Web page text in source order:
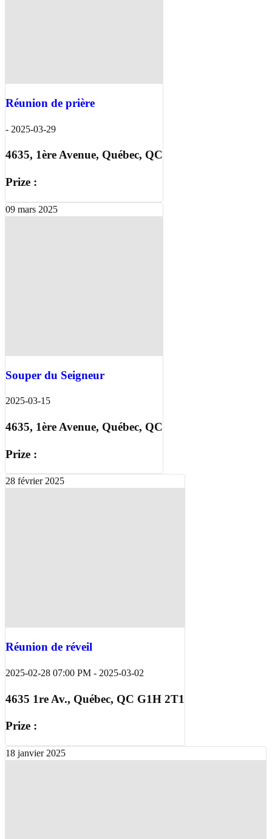
Réunion de prière
- 2025-03-29
4635, 1ère Avenue, Québec, QC
Prize :
09 mars 2025
Souper du Seigneur
2025-03-15
4635, 1ère Avenue, Québec, QC
Prize :
28 février 2025
Réunion de réveil
2025-02-28 07:00 PM - 2025-03-02
4635 1re Av., Québec, QC G1H 2T1
Prize :
18 janvier 2025